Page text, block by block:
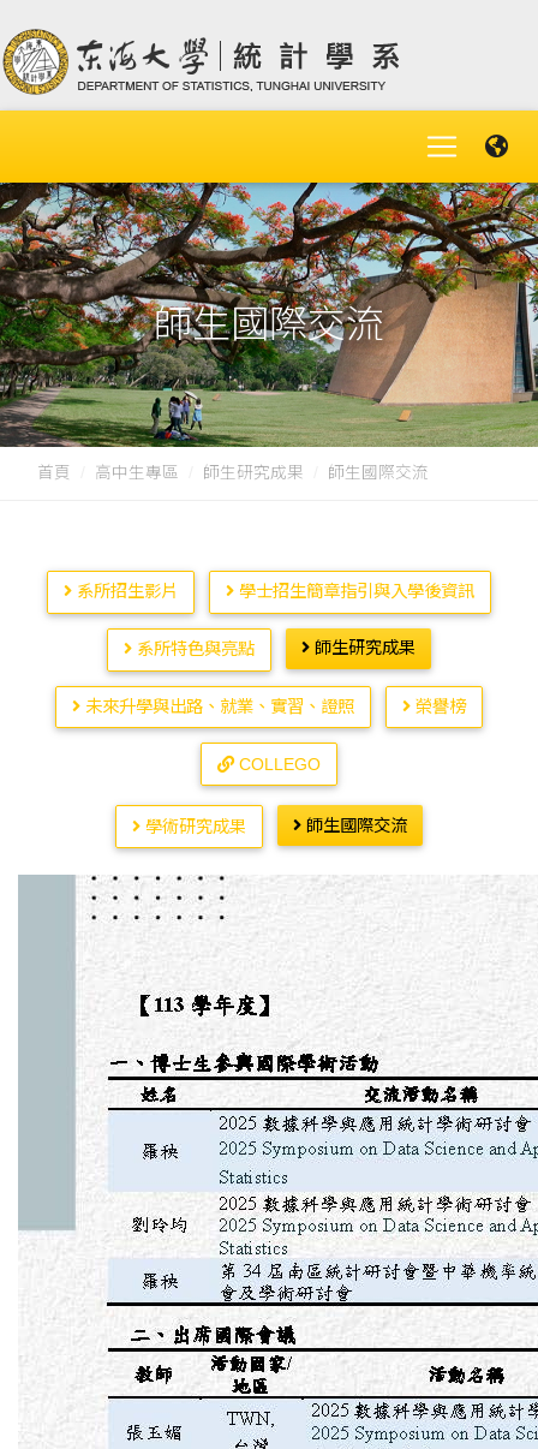
師生國際交流
首頁 高中生專區 師生研究成果 師生國際交流
系所招生影片 學士招生簡章指引與入學後資訊
系所特色與亮點 師生研究成果
未來升學與出路、就業、實習、證照 榮譽榜
COLLEGO
學術研究成果 師生國際交流